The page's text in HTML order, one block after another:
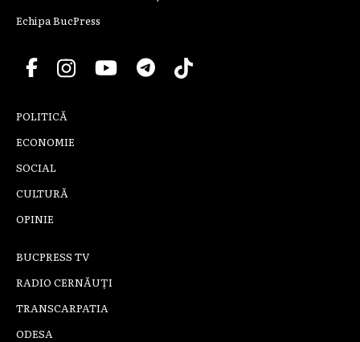
Echipa BucPress
POLITICĂ
ECONOMIE
SOCIAL
CULTURĂ
OPINIE
BUCPRESS TV
RADIO CERNĂUȚI
TRANSCARPATIA
ODESA